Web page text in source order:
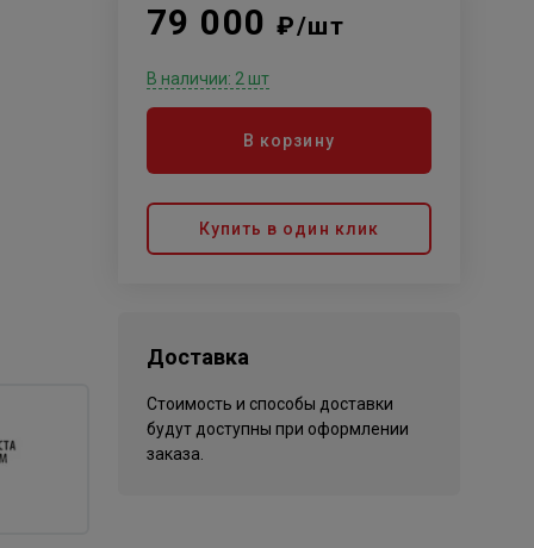
79 000₽/шт
В наличии: 2 шт
В корзину
Купить в один клик
Доставка
Стоимость и способы доставки
будут доступны при оформлении
заказа.